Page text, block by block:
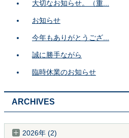
大切なお知らせ。（重...
お知らせ
今年もありがとうござ...
誠に勝手ながら
臨時休業のお知らせ
ARCHIVES
2026年 (2)